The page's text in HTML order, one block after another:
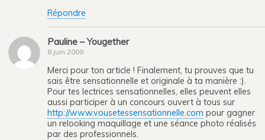
Répondre
Pauline – Yougether
8 juin 2009
Merci pour ton article ! Finalement, tu prouves que tu
sais être sensationnelle et originale à ta manière :).
Pour tes lectrices sensationnelles, elles peuvent elles
aussi participer à un concours ouvert à tous sur
http://www.vousetessensationnelle.com pour gagner
un relooking maquillage et une séance photo réalisés
par des professionnels.